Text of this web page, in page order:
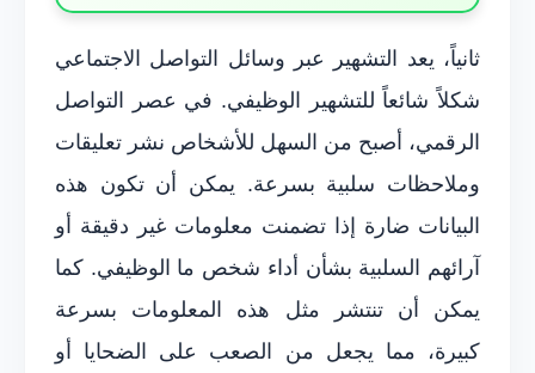
ثانياً، يعد التشهير عبر وسائل التواصل الاجتماعي
شكلاً شائعاً للتشهير الوظيفي. في عصر التواصل
الرقمي، أصبح من السهل للأشخاص نشر تعليقات
وملاحظات سلبية بسرعة. يمكن أن تكون هذه
البيانات ضارة إذا تضمنت معلومات غير دقيقة أو
آرائهم السلبية بشأن أداء شخص ما الوظيفي. كما
يمكن أن تنتشر مثل هذه المعلومات بسرعة
كبيرة، مما يجعل من الصعب على الضحايا أو